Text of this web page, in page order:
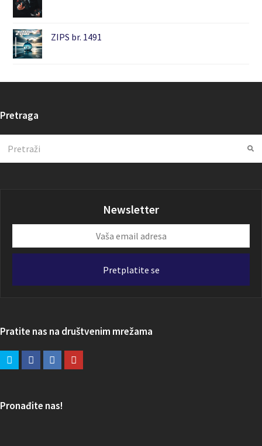
ZIPS br. 1491
Pretraga
Newsletter
email
Pretplatite se
Pratite nas na društvenim mrežama
Pronađite nas!